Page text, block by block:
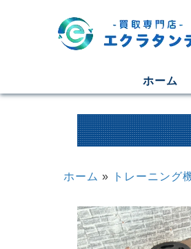
ホーム
ホーム » トレーニング